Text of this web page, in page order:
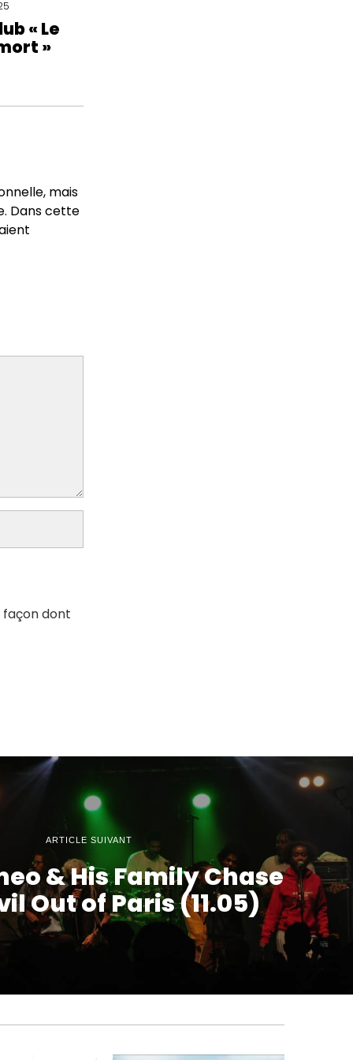
« Le
»
mais
Dans cette
façon dont
ARTICLE SUIVANT
& His Family Chase
Out of Paris (11.05)